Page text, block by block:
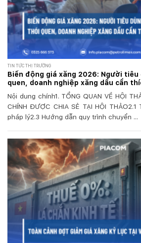
TIN TỨC THỊ TRƯỜNG
Biến động giá xăng 2026: Người
quen, doanh nghiệp xăng dầu cần
Nội dung chính1. TỔNG QUAN VỀ HỘI
CHÍNH ĐƯỢC CHIA SẺ TẠI HỘI
pháp lý2.3 Hướng dẫn quy trình chuyển ...